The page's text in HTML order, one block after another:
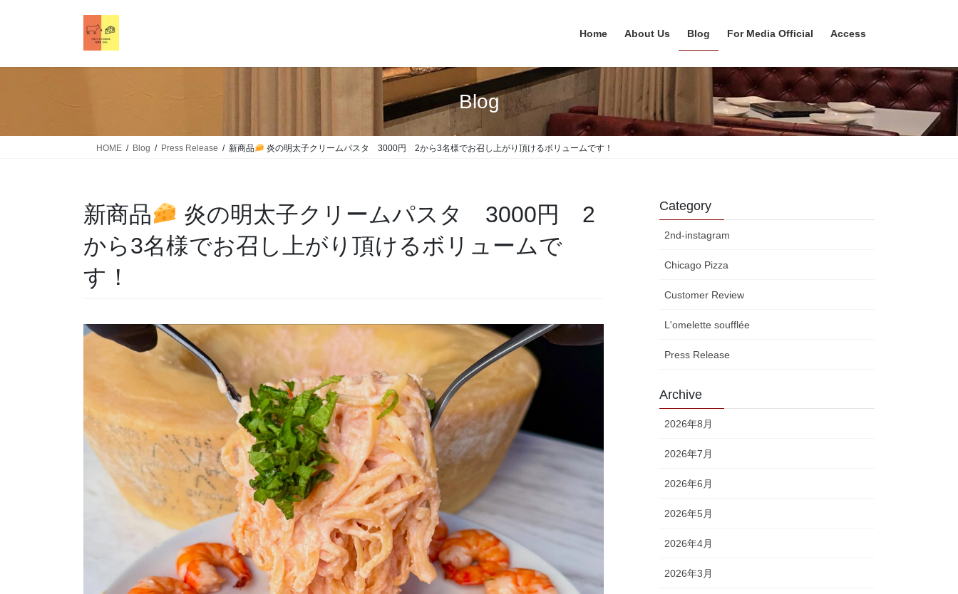
Home About Us Blog For Media Official Access
Blog
HOME Blog Press Release 新商品 炎の明太子クリームパスタ 3000円 2から3名様でお召し上がり頂けるボリュームです！
新商品
炎の明太子クリームパスタ 3000円 2
から3名様でお召し上がり頂けるボリュームで
す！
Category
2nd-instagram
Chicago Pizza
Customer Review
L'omelette soufflée
Press Release
Archive
2026年8月
2026年7月
2026年6月
2026年5月
2026年4月
2026年3月